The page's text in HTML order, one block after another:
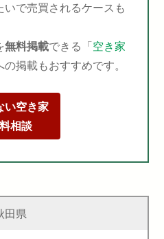
で売買されるケースも
無料掲載できる「空き家
の掲載もおすすめです。
い空き家
相談
田県